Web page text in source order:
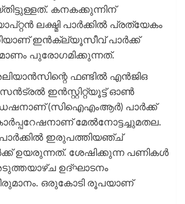
കനകക്കുന്നിന്
ലക്ഷ്മി പാർക്കിൽ പ്രത്യേകം
ഇൻക്ല്യൂസീവ് പാർക്ക്
പുരോഗമിക്കുന്നത്.
ഫണ്ടിൽ എൻജിഒ
ഇൻസ്റ്റിറ്റ്യൂട്ട് ഓൺ
(സിഐഎംആർ) പാർക്ക്
മേൽനോട്ടച്ചുമതല.
പാർക്കിൽ ഇരുപത്തിയഞ്ച്
ഉയരുന്നത്. ശേഷിക്കുന്ന പണികൾ
ഉദ്ഘാടനം
ഒരുകോടി രൂപയാണ്